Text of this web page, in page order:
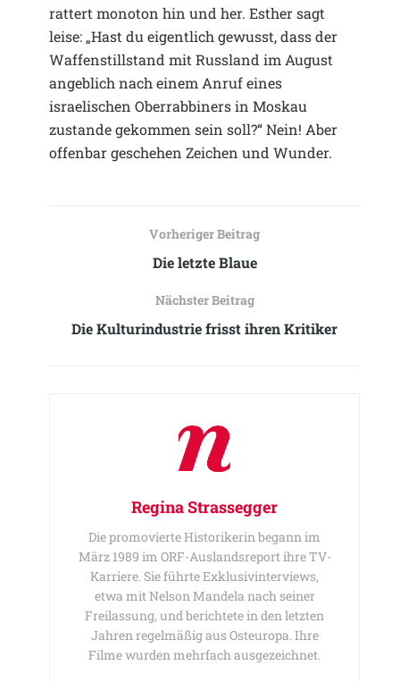
rattert monoton hin und her. Esther sagt
leise: „Hast du eigentlich gewusst, dass der
Waffenstillstand mit Russland im August
angeblich nach einem Anruf eines
israelischen Oberrabbiners in Moskau
zustande gekommen sein soll?“ Nein! Aber
offenbar geschehen Zeichen und Wunder.
Vorheriger Beitrag
Die letzte Blaue
Nächster Beitrag
Die Kulturindustrie frisst ihren Kritiker
Regina Strassegger
Die promovierte Historikerin begann im
März 1989 im ORF-Auslandsreport ihre TV-
Karriere. Sie führte Exklusivinterviews,
etwa mit Nelson Mandela nach seiner
Freilassung, und berichtete in den letzten
Jahren regelmäßig aus Osteuropa. Ihre
Filme wurden mehrfach ausgezeichnet.